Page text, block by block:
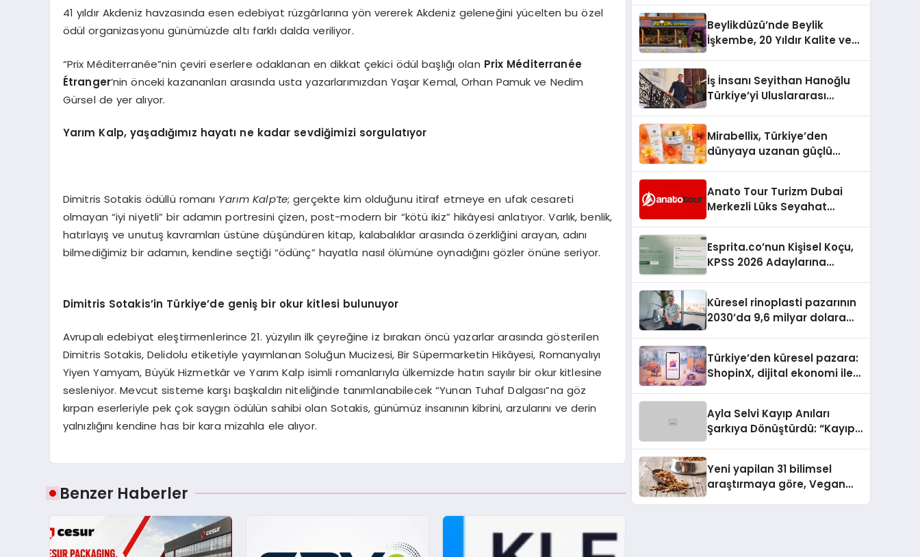
41 yıldır Akdeniz havzasında esen edebiyat rüzgârlarına yön vererek Akdeniz geleneğini yücelten bu özel
ödül organizasyonu günümüzde altı farklı dalda veriliyor.
“Prix Méditerranée”nin çeviri eserlere odaklanan en dikkat çekici ödül başlığı olan Prix Méditerranée
Étranger’nin önceki kazananları arasında usta yazarlarımızdan Yaşar Kemal, Orhan Pamuk ve Nedim
Gürsel de yer alıyor.
Yarım Kalp, yaşadığımız hayatı ne kadar sevdiğimizi sorgulatıyor
Dimitris Sotakis ödüllü romanı Yarım Kalp’te; gerçekte kim olduğunu itiraf etmeye en ufak cesareti
olmayan “iyi niyetli” bir adamın portresini çizen, post-modern bir “kötü ikiz” hikâyesi anlatıyor. Varlık, benlik,
hatırlayış ve unutuş kavramları üstüne düşündüren kitap, kalabalıklar arasında özerkliğini arayan, adını
bilmediğimiz bir adamın, kendine seçtiği “ödünç” hayatla nasıl ölümüne oynadığını gözler önüne seriyor.
Dimitris Sotakis’in Türkiye’de geniş bir okur kitlesi bulunuyor
Avrupalı edebiyat eleştirmenlerince 21. yüzyılın ilk çeyreğine iz bırakan öncü yazarlar arasında gösterilen
Dimitris Sotakis, Delidolu etiketiyle yayımlanan Soluğun Mucizesi, Bir Süpermarketin Hikâyesi, Romanyalıyı
Yiyen Yamyam, Büyük Hizmetkâr ve Yarım Kalp isimli romanlarıyla ülkemizde hatırı sayılır bir okur kitlesine
sesleniyor. Mevcut sisteme karşı başkaldırı niteliğinde tanımlanabilecek “Yunan Tuhaf Dalgası”na göz
kırpan eserleriyle pek çok saygın ödülün sahibi olan Sotakis, günümüz insanının kibrini, arzularını ve derin
yalnızlığını kendine has bir kara mizahla ele alıyor.
Benzer Haberler
Beylikdüzü’nde Beylik
İşkembe, 20 Yıldır Kalite ve
İş İnsanı Seyithan Hanoğlu
Türkiye’yi Uluslararası
Mirabellix, Türkiye’den
dünyaya uzanan güçlü
Anato Tour Turizm Dubai
Merkezli Lüks Seyahat
Esprita.co’nun Kişisel Koçu,
KPSS 2026 Adaylarına
Küresel rinoplasti pazarının
2030’da 9,6 milyar dolara
Türkiye’den küresel pazara:
ShopinX, dijital ekonomi ile
Ayla Selvi Kayıp Anıları
Şarkıya Dönüştürdü: “Kayıp
Yeni yapilan 31 bilimsel
araştırmaya göre, Vegan